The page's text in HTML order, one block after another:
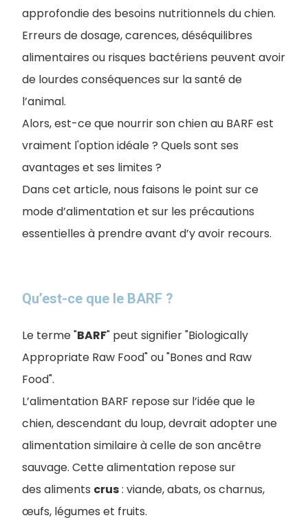
approfondie des besoins nutritionnels du chien.
Erreurs de dosage, carences, déséquilibres
alimentaires ou risques bactériens peuvent avoir
de lourdes conséquences sur la santé de
l’animal.
Alors, est-ce que nourrir son chien au BARF est
vraiment l'option idéale ? Quels sont ses
avantages et ses limites ?
Dans cet article, nous faisons le point sur ce
mode d’alimentation et sur les précautions
essentielles à prendre avant d’y avoir recours.
Qu’est-ce que le BARF ?
Le terme "BARF" peut signifier "Biologically
Appropriate Raw Food" ou "Bones and Raw
Food".
L’alimentation BARF repose sur l’idée que le
chien, descendant du loup, devrait adopter une
alimentation similaire à celle de son ancêtre
sauvage. Cette alimentation repose sur
des aliments crus: viande, abats, os charnus,
œufs, légumes et fruits.